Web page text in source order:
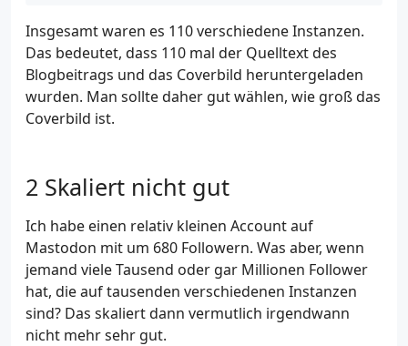
Insgesamt waren es 110 verschiedene Instanzen.
Das bedeutet, dass 110 mal der Quelltext des
Blogbeitrags und das Coverbild heruntergeladen
wurden. Man sollte daher gut wählen, wie groß das
Coverbild ist.
Skaliert nicht gut
Ich habe einen relativ kleinen Account auf
Mastodon mit um 680 Followern. Was aber, wenn
jemand viele Tausend oder gar Millionen Follower
hat, die auf tausenden verschiedenen Instanzen
sind? Das skaliert dann vermutlich irgendwann
nicht mehr sehr gut.